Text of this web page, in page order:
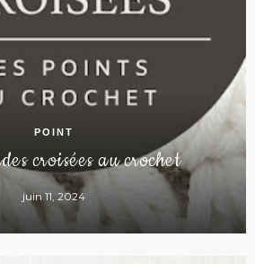
POINT
croisées au crochet
juin 11, 2024